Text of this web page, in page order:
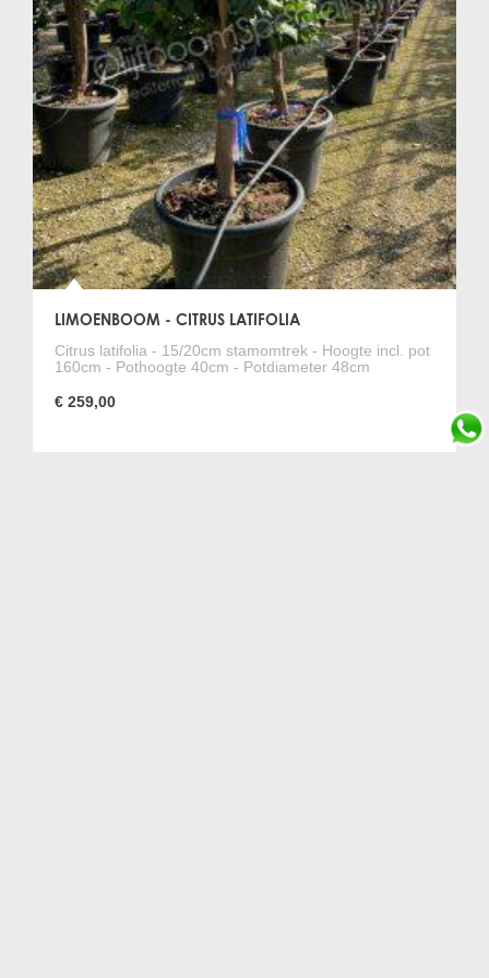
LIMOENBOOM - CITRUS LATIFOLIA
Citrus latifolia - 15/20cm stamomtrek - Hoogte incl. pot
160cm - Pothoogte 40cm - Potdiameter 48cm
€ 259,00